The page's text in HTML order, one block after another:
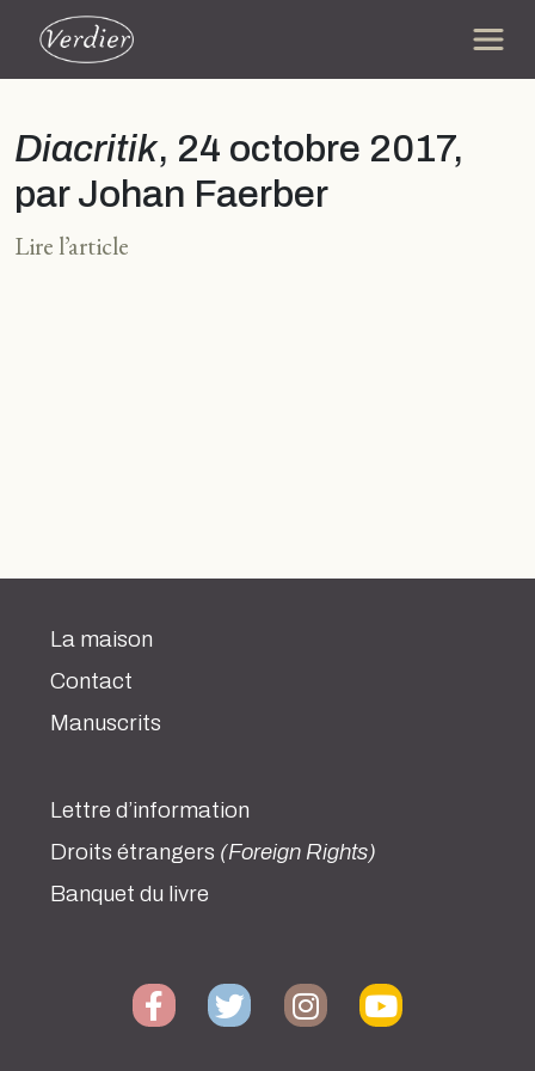
Diacritik, 24 octobre 2017,
par Johan Faerber
Lire l’article
La maison
Contact
Manuscrits
Lettre d’information
Droits étrangers (Foreign Rights)
Banquet du livre